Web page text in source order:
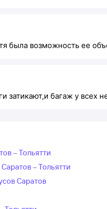
была возможность ее
затикают,и багаж у всех
– Тольятти
– Тольятти
Саратов